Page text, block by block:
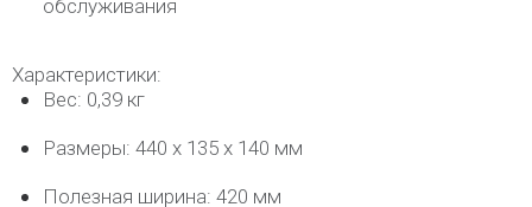
обслуживания
Характеристики:
Вес: 0,39 кг
Размеры: 440 х 135 х 140 мм
Полезная ширина: 420 мм